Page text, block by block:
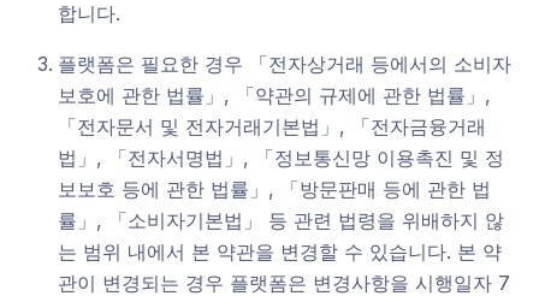
합니다.
플랫폼은 필요한 경우 「전자상거래 등에서의 소비자
보호에 관한 법률」, 「약관의 규제에 관한 법률」,
「전자문서 및 전자거래기본법」, 「전자금융거래
법」, 「전자서명법」, 「정보통신망 이용촉진 및 정
보보호 등에 관한 법률」, 「방문판매 등에 관한 법
률」, 「소비자기본법」 등 관련 법령을 위배하지 않
는 범위 내에서 본 약관을 변경할 수 있습니다. 본 약
관이 변경되는 경우 플랫폼은 변경사항을 시행일자 7